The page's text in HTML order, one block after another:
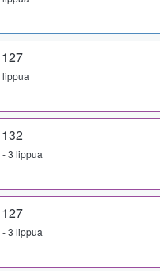
lippua
- 3 lippua
- 3 lippua